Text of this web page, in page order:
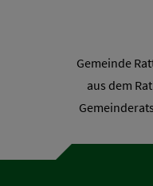
Gemeinde
aus dem